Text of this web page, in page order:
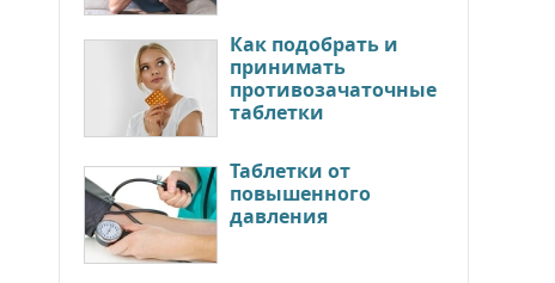
Как подобрать и
принимать
противозачаточные
таблетки
Таблетки от
повышенного
давления